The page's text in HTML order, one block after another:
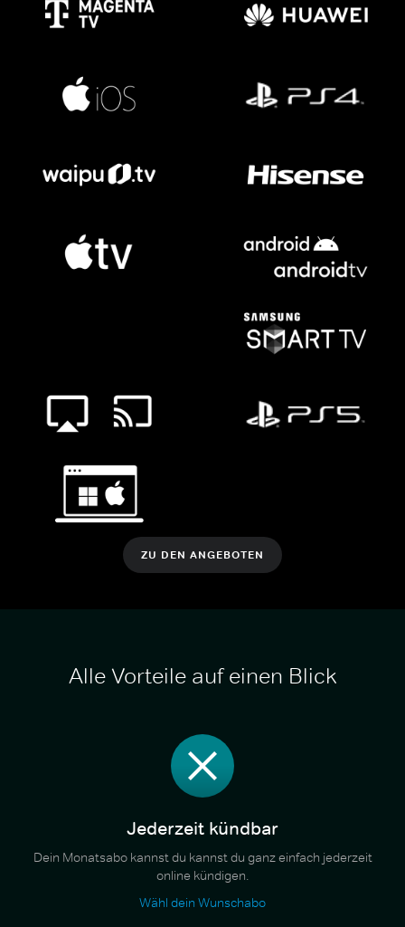
ZU DEN ANGEBOTEN
Alle Vorteile auf einen Blick
Jederzeit kündbar
Dein Monatsabo kannst du kannst du ganz einfach jederzeit
online kündigen.
Wähl dein Wunschabo